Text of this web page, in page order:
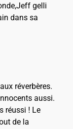
gelli
dans sa
réverbères.
aussi.
réussi ! Le
de la